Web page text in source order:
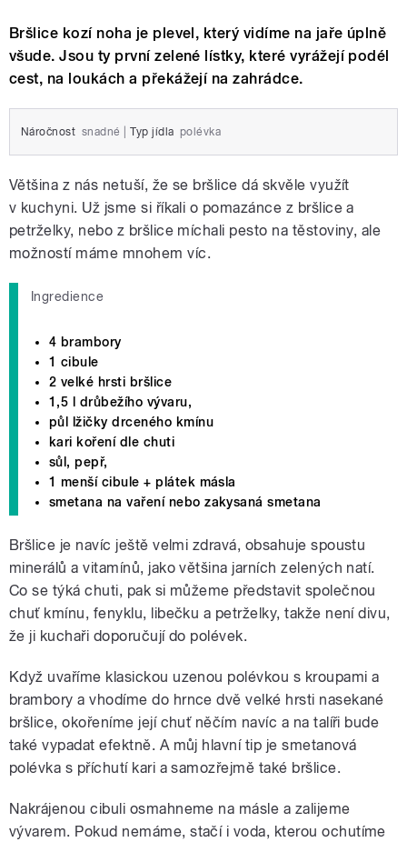
Bršlice kozí noha je plevel, který vidíme na jaře úplně
všude. Jsou ty první zelené lístky, které vyrážejí podél
cest, na loukách a překážejí na zahrádce.
Náročnost snadné Typ jídla polévka
Většina z nás netuší, že se bršlice dá skvěle využít
v kuchyni. Už jsme si říkali o pomazánce z bršlice a
petrželky, nebo z bršlice míchali pesto na těstoviny, ale
možností máme mnohem víc.
Ingredience
4 brambory
1 cibule
2 velké hrsti bršlice
1,5 l drůbežího vývaru,
půl lžičky drceného kmínu
kari koření dle chuti
sůl, pepř,
1 menší cibule + plátek másla
smetana na vaření nebo zakysaná smetana
Bršlice je navíc ještě velmi zdravá, obsahuje spoustu
minerálů a vitamínů, jako většina jarních zelených natí.
Co se týká chuti, pak si můžeme představit společnou
chuť kmínu, fenyklu, libečku a petrželky, takže není divu,
že ji kuchaři doporučují do polévek.
Když uvaříme klasickou uzenou polévkou s kroupami a
brambory a vhodíme do hrnce dvě velké hrsti nasekané
bršlice, okořeníme její chuť něčím navíc a na talíři bude
také vypadat efektně. A můj hlavní tip je smetanová
polévka s příchutí kari a samozřejmě také bršlice.
Nakrájenou cibuli osmahneme na másle a zalijeme
vývarem. Pokud nemáme, stačí i voda, kterou ochutíme